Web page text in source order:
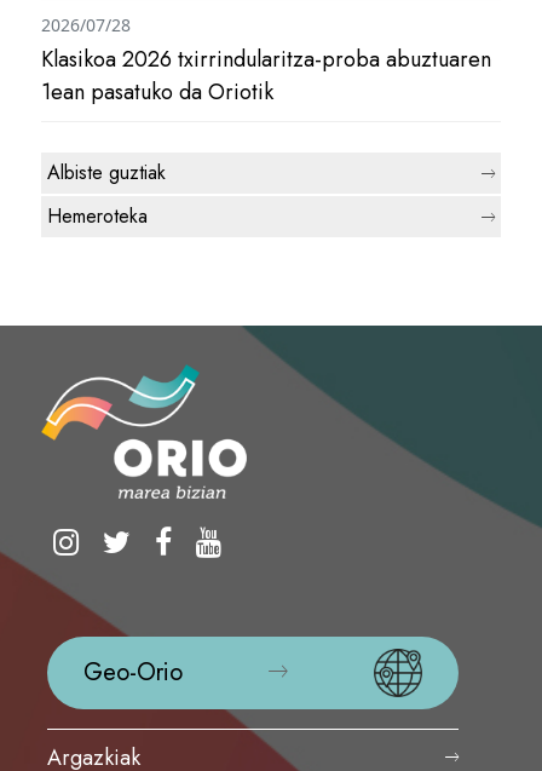
Klasikoa 2026 txirrindularitza-proba abuztuaren
1ean pasatuko da Oriotik
2026/07/28
Albiste guztiak
Hemeroteka
Geo-Orio
Argazkiak